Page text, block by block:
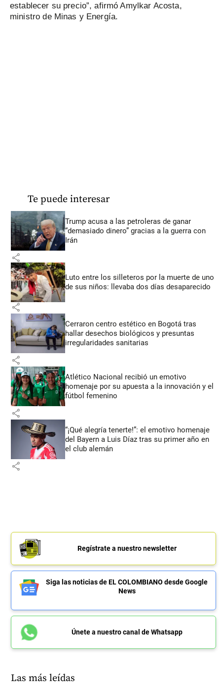
establecer su precio”, afirmó Amylkar Acosta,
ministro de Minas y Energía.
Te puede interesar
Trump acusa a las petroleras de ganar
“demasiado dinero” gracias a la guerra con
Irán
share
Luto entre los silleteros por la muerte de uno
de sus niños: llevaba dos días desaparecido
share
Cerraron centro estético en Bogotá tras
hallar desechos biológicos y presuntas
irregularidades sanitarias
share
Atlético Nacional recibió un emotivo
homenaje por su apuesta a la innovación y el
fútbol femenino
share
“¡Qué alegría tenerte!”: el emotivo homenaje
del Bayern a Luis Díaz tras su primer año en
el club alemán
share
Regístrate a nuestro newsletter
Siga las noticias de EL COLOMBIANO desde Google
News
Únete a nuestro canal de Whatsapp
Las más leídas